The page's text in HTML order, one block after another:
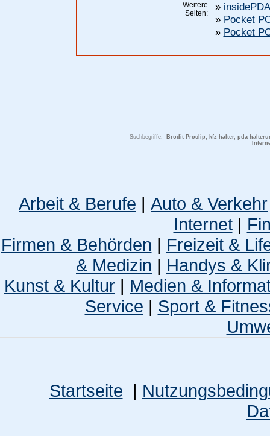
Weitere
Seiten:
»
» Pocket
» Pocket
Suchbegriffe:
Brodit Proclip, kfz halter, pda
Arbeit & Berufe | Auto & Verkehr
Internet|
Firmen & Behörden | Freizeit &
& Medizin | Handys &
Kunst & Kultur | Medien &
Service | Sport &
Startseite |